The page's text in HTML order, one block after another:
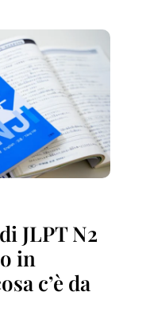
JLPT N2
in
c’è da